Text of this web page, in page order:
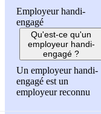
Employeur handi-
engagé
Qu'est-ce qu'un
employeur handi-
engagé ?
Un employeur handi-
engagé est un
employeur reconnu